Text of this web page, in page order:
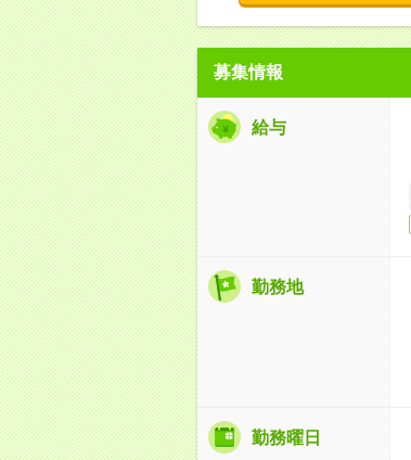
募集情報
給与
勤務地
勤務曜日